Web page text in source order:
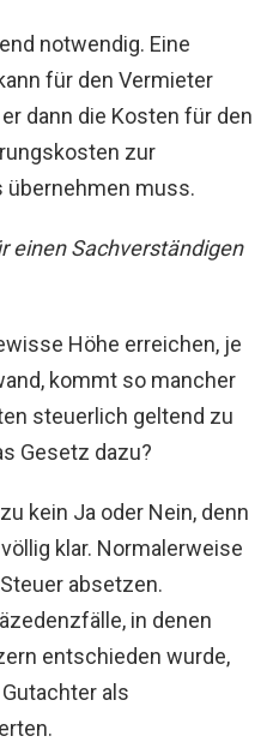
notwendig. Eine
für den Vermieter
dann die Kosten für den
zur
übernehmen muss.
einen Sachverständigen
Höhe erreichen, je
kommt so mancher
steuerlich geltend zu
Gesetz dazu?
kein Ja oder Nein, denn
klar. Normalerweise
absetzen.
in denen
entschieden wurde,
als